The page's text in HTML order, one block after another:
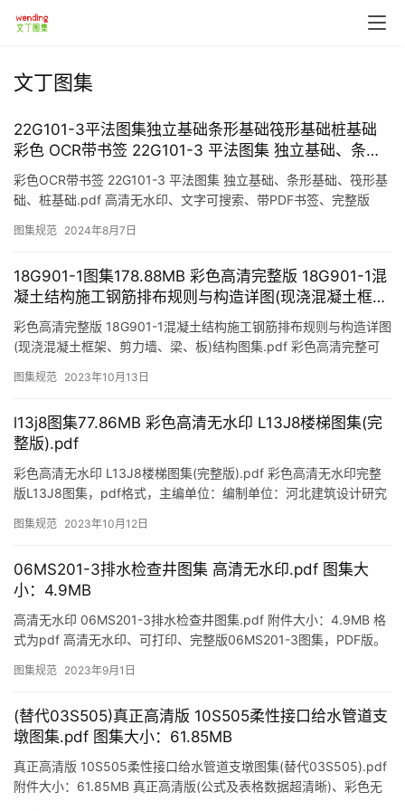
首
页
图
集
规
范
通
中
心
丁
文丁图集
22G101-3平法图集独立基础条形基础筏形基础桩基础
彩色 OCR带书签 22G101-3 平法图集 独立基础、条形
基础、筏形基础、桩基础.pdf
彩色OCR带书签 22G101-3 平法图集 独立基础、条形基础、筏形基
础、桩基础.pdf 高清无水印、文字可搜索、带PDF书签、完整版
图集规范 2024年8月7日
18G901-1图集178.88MB 彩色高清完整版 18G901-1混
凝土结构施工钢筋排布规则与构造详图(现浇混凝土框
架、剪力墙、梁、板)结构图集.pdf
彩色高清完整版 18G901-1混凝土结构施工钢筋排布规则与构造详图
(现浇混凝土框架、剪力墙、梁、板)结构图集.pdf 彩色高清完整可
图集规范 2023年10月13日
l13j8图集77.86MB 彩色高清无水印 L13J8楼梯图集(完
整版).pdf
彩色高清无水印 L13J8楼梯图集(完整版).pdf 彩色高清无水印完整
版L13J8图集，pdf格式，主编单位：编制单位：河北建筑设计研究
图集规范 2023年10月12日
06MS201-3排水检查井图集 高清无水印.pdf 图集大
小：4.9MB
高清无水印 06MS201-3排水检查井图集.pdf 附件大小：4.9MB 格
式为pdf 高清无水印、可打印、完整版06MS201-3图集，PDF版。
图集规范 2023年9月1日
(替代03S505)真正高清版 10S505柔性接口给水管道支
墩图集.pdf 图集大小：61.85MB
真正高清版 10S505柔性接口给水管道支墩图集(替代03S505).pdf
附件大小：61.85MB 真正高清版(公式及表格数据超清晰)、彩色无